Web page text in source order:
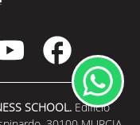
SCHOOL. Edificio